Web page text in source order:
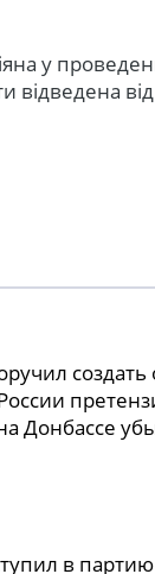
у
від
создать
Донбассе
в